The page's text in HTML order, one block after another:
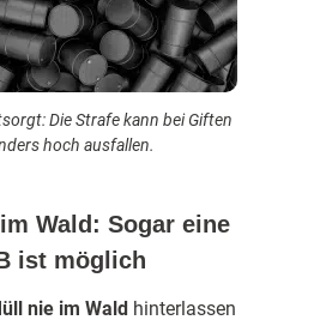
Die Strafe kann bei Giften
hoch ausfallen.
Wald: Sogar eine
ist möglich
nie im Wald hinterlassen